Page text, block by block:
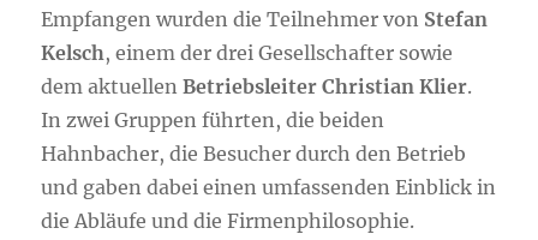
Empfangen wurden die Teilnehmer von Stefan
Kelsch, einem der drei Gesellschafter sowie
dem aktuellenBetriebsleiter Christian Klier.
In zwei Gruppen führten, die beiden
Hahnbacher, die Besucher durch den Betrieb
und gaben dabei einen umfassenden Einblick in
die Abläufe und die Firmenphilosophie.